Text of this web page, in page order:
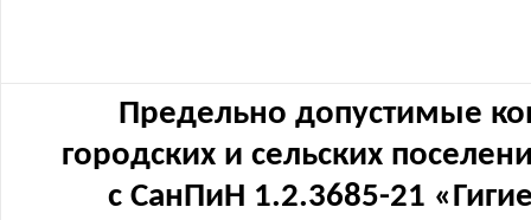
Предельно допустимые
городских и сельских
с СанПиН 1.2.3685-21